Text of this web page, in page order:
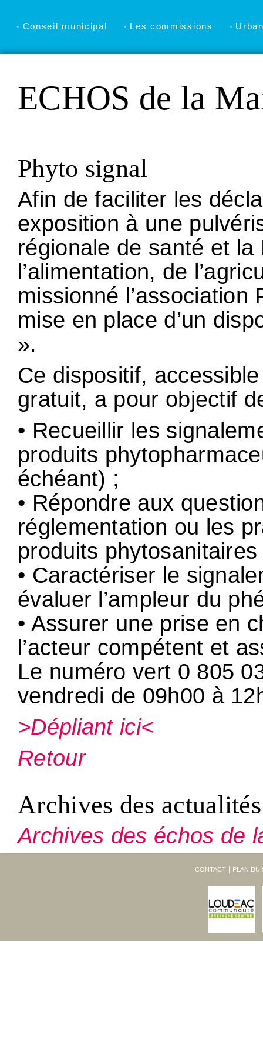
Conseil municipal Les commissions
ECHOS de la
Phyto signal
Afin de faciliter les
exposition à une
régionale de santé et
l’alimentation, de
missionné
mise en place d’un
».
Ce dispositif,
gratuit, a pour objectif
• Recueillir les
produits
échéant) ;
• Répondre aux
réglementation ou les
produits
• Caractériser le
évaluer l’ampleur du
• Assurer une prise en
l’acteur compétent et
Le numéro vert 0 805
vendredi de 09h00 à
>Dépliant ici<
Retour
Archives des actualités
Archives des échos de
CONTACT PLAN DU